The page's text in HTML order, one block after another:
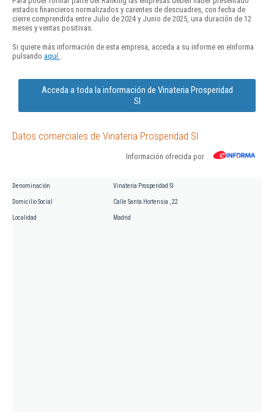
estados financieros normalizados y carentes de descuadres, con fecha de
cierre comprendida entre Julio de 2024 y Junio de 2025, una duración de 12
meses y ventas positivas.
Si quiere más información de esta empresa, acceda a su informe en eInforma
pulsando aquí
Acceda a toda la información de Vinateria Prosperidad
Sl
Datos comerciales de Vinateria Prosperidad Sl
Información ofrecida por
Denominación Vinateria Prosperidad Sl
Domicilio Social Calle Santa Hortensia , 22
Localidad Madrid